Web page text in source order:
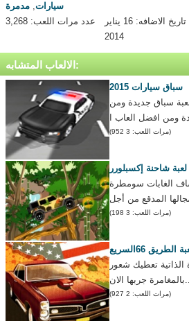
سيارات, مدمرة
عدد مرات اللعب: 3,268
تاريخ الاضافه: 16 يناير
2014
الالعاب المتشابه:
سباق سيارات 2015
2015 هي لعبة سباق جديدة ومن
(مرات اللعب: 3 952)
لعبة شاحنة إكسبلورر
الغابات سومطرة
(مرات اللعب: 3 198)
الطريق 66السريع
الذاتية تعطيك شعور
الان...
(مرات اللعب: 2 927)